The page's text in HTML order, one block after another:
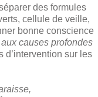
des formules
cellule de veille,
bonne conscience
aux causes profondes
d’intervention sur les